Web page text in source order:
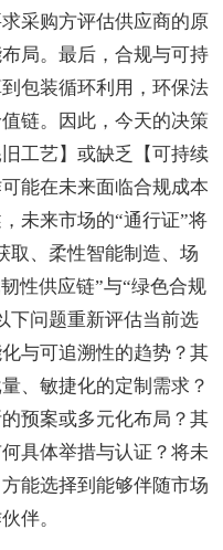
采购方评估供应商的原
局。最后，合规与可持
包装循环利用，环保法
链。因此，今天的决策
工艺】或缺乏【可持续
能在未来面临合规成本
未来市场的“通行证”将
取、柔性智能制造、场
性供应链”与“绿色合规
下问题重新评估当前选
与可追溯性的趋势？其
、敏捷化的定制需求？
预案或多元化布局？其
具体举措与认证？将未
能选择到能够伴随市场
伴。